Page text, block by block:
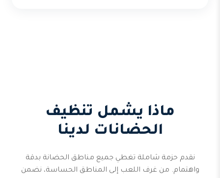
ماذا يشمل تنظيف
الحضانات لدينا
نقدم حزمة شاملة تغطي جميع مناطق الحضانة بدقة
واهتمام. من غرف اللعب إلى المناطق الحساسة، نضمن